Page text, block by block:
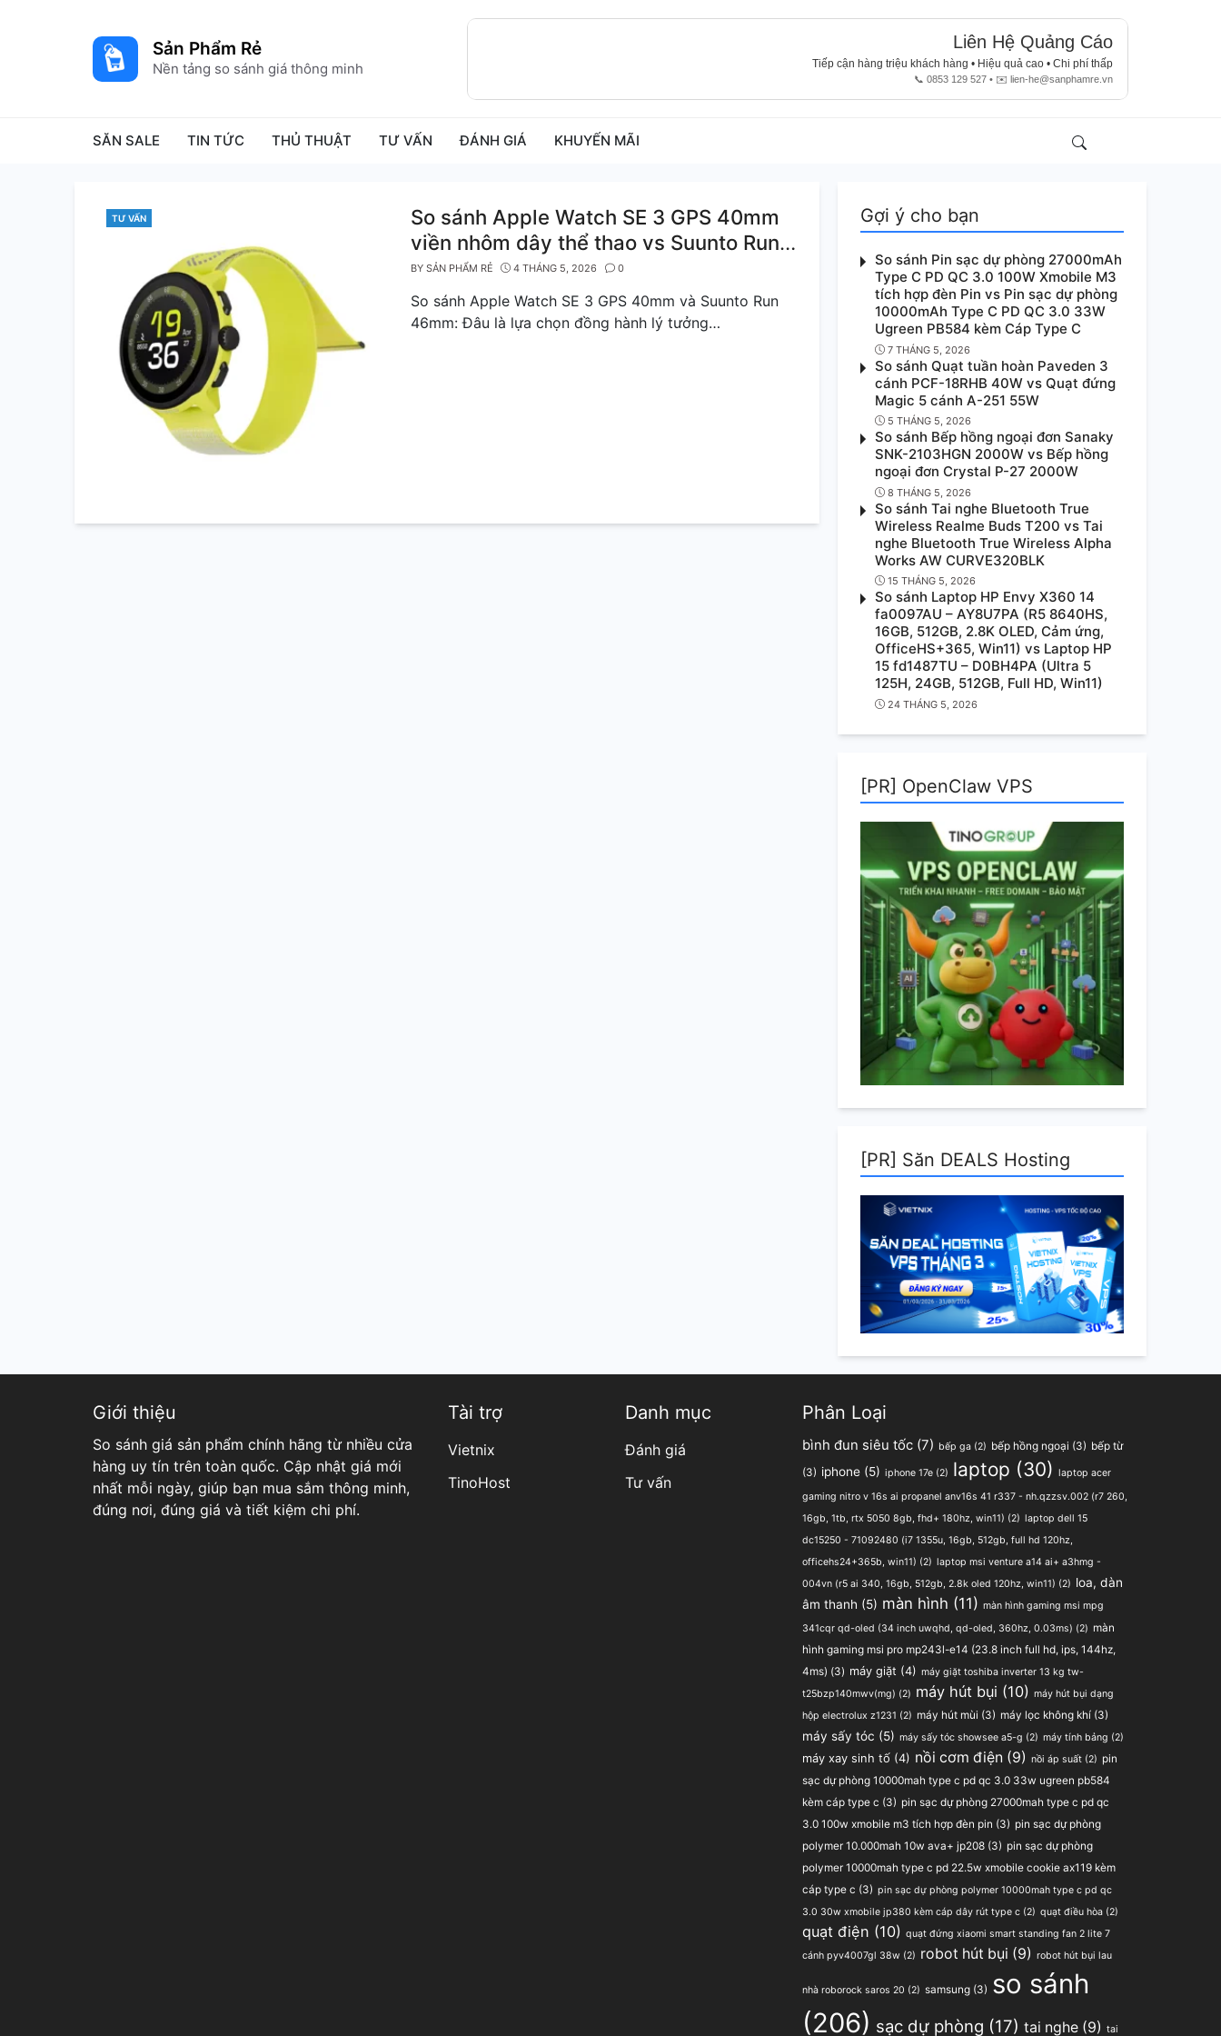
Sản Phẩm Rẻ
Nền tảng so sánh giá thông minh
Liên Hệ Quảng Cáo
Tiếp cận hàng triệu khách hàng • Hiệu quả cao • Chi phí thấp
📞 0853 129 527 • ✉️ lien-he@sanphamre.vn
SĂN SALE TIN TỨC THỦ THUẬT TƯ VẤN ĐÁNH GIÁ KHUYẾN MÃI Search
CATEGORIES
TƯ VẤN
So sánh Apple Watch SE 3 GPS 40mm
viền nhôm dây thể thao vs Suunto Run
46mm dây nylon
BY SẢN PHẨM RẺ 4 THÁNG 5, 2026 0
So sánh Apple Watch SE 3 GPS 40mm và Suunto Run
46mm: Đâu là lựa chọn đồng hành lý tưởng…
Gợi ý cho bạn
So sánh Pin sạc dự phòng 27000mAh
Type C PD QC 3.0 100W Xmobile M3
tích hợp đèn Pin vs Pin sạc dự phòng
10000mAh Type C PD QC 3.0 33W
Ugreen PB584 kèm Cáp Type C
7 THÁNG 5, 2026
So sánh Quạt tuần hoàn Paveden 3
cánh PCF-18RHB 40W vs Quạt đứng
Magic 5 cánh A-251 55W
5 THÁNG 5, 2026
So sánh Bếp hồng ngoại đơn Sanaky
SNK-2103HGN 2000W vs Bếp hồng
ngoại đơn Crystal P-27 2000W
8 THÁNG 5, 2026
So sánh Tai nghe Bluetooth True
Wireless Realme Buds T200 vs Tai
nghe Bluetooth True Wireless Alpha
Works AW CURVE320BLK
15 THÁNG 5, 2026
So sánh Laptop HP Envy X360 14
fa0097AU – AY8U7PA (R5 8640HS,
16GB, 512GB, 2.8K OLED, Cảm ứng,
OfficeHS+365, Win11) vs Laptop HP
15 fd1487TU – D0BH4PA (Ultra 5
125H, 24GB, 512GB, Full HD, Win11)
24 THÁNG 5, 2026
[PR] OpenClaw VPS
[PR] Săn DEALS Hosting
Giới thiệu
So sánh giá sản phẩm chính hãng từ nhiều cửa
hàng uy tín trên toàn quốc. Cập nhật giá mới
nhất mỗi ngày, giúp bạn mua sắm thông minh,
đúng nơi, đúng giá và tiết kiệm chi phí.
Tài trợ
Vietnix
TinoHost
Danh mục
Đánh giá
Tư vấn
Phân Loại
bình đun siêu tốc (7) bếp ga (2) bếp hồng ngoại (3) bếp từ
(3) iphone (5) iphone 17e (2) laptop (30) laptop acer
gaming nitro v 16s ai propanel anv16s 41 r337 - nh.qzzsv.002 (r7 260,
16gb, 1tb, rtx 5050 8gb, fhd+ 180hz, win11) (2) laptop dell 15
dc15250 - 71092480 (i7 1355u, 16gb, 512gb, full hd 120hz,
officehs24+365b, win11) (2) laptop msi venture a14 ai+ a3hmg -
004vn (r5 ai 340, 16gb, 512gb, 2.8k oled 120hz, win11) (2) loa, dàn
âm thanh (5) màn hình (11) màn hình gaming msi mpg
341cqr qd-oled (34 inch uwqhd, qd-oled, 360hz, 0.03ms) (2) màn
hình gaming msi pro mp243l-e14 (23.8 inch full hd, ips, 144hz,
4ms) (3) máy giặt (4) máy giặt toshiba inverter 13 kg tw-
t25bzp140mwv(mg) (2) máy hút bụi (10) máy hút bụi dạng
hộp electrolux z1231 (2) máy hút mùi (3) máy lọc không khí (3)
máy sấy tóc (5) máy sấy tóc showsee a5-g (2) máy tính bảng (2)
máy xay sinh tố (4) nồi cơm điện (9) nồi áp suất (2) pin
sạc dự phòng 10000mah type c pd qc 3.0 33w ugreen pb584
kèm cáp type c (3) pin sạc dự phòng 27000mah type c pd qc
3.0 100w xmobile m3 tích hợp đèn pin (3) pin sạc dự phòng
polymer 10.000mah 10w ava+ jp208 (3) pin sạc dự phòng
polymer 10000mah type c pd 22.5w xmobile cookie ax119 kèm
cáp type c (3) pin sạc dự phòng polymer 10000mah type c pd qc
3.0 30w xmobile jp380 kèm cáp dây rút type c (2) quạt điều hòa (2)
quạt điện (10) quạt đứng xiaomi smart standing fan 2 lite 7
cánh pyv4007gl 38w (2) robot hút bụi (9) robot hút bụi lau
nhà roborock saros 20 (2) samsung (3) so sánh
(206) sạc dự phòng (17) tai nghe (9) tai